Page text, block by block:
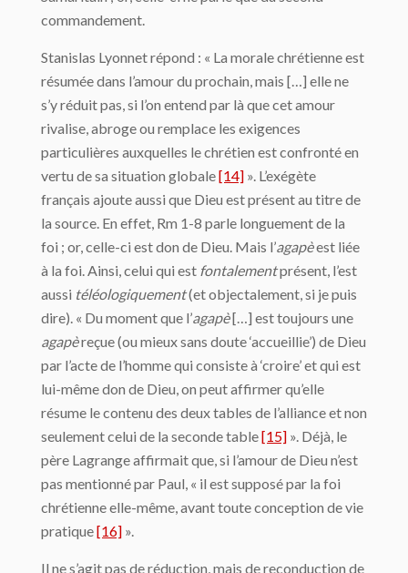
commandement.
Stanislas Lyonnet répond : « La morale chrétienne est
résumée dans l’amour du prochain, mais […] elle ne
s’y réduit pas, si l’on entend par là que cet amour
rivalise, abroge ou remplace les exigences
particulières auxquelles le chrétien est confronté en
vertu de sa situation globale[14] ». L’exégète
français ajoute aussi que Dieu est présent au titre de
la source. En effet, Rm 1-8 parle longuement de la
foi ; or, celle-ci est don de Dieu. Mais l’agapèest liée
à la foi. Ainsi, celui qui est fontalementprésent, l’est
aussi téléologiquement(et objectalement, si je puis
dire). « Du moment que l’agapè[…] est toujours une
agapèreçue (ou mieux sans doute ‘accueillie’) de Dieu
par l’acte de l’homme qui consiste à ‘croire’ et qui est
lui-même don de Dieu, on peut affirmer qu’elle
résume le contenu des deux tables de l’alliance et non
seulement celui de la seconde table[15] ». Déjà, le
père Lagrange affirmait que, si l’amour de Dieu n’est
pas mentionné par Paul, « il est supposé par la foi
chrétienne elle-même, avant toute conception de vie
pratique[16] ».
Il ne s’agit pas de réduction, mais de reconduction de